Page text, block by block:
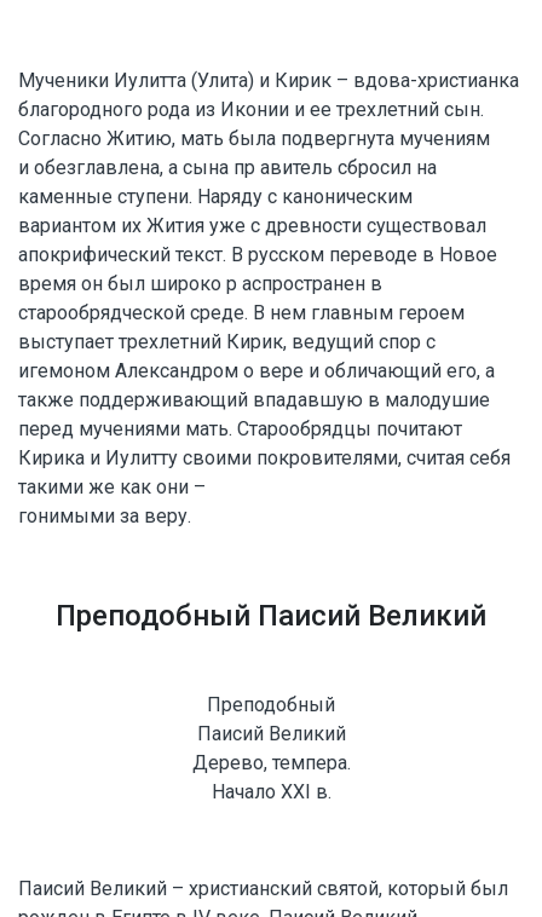
Мученики Иулитта (Улита) и Кирик – вдова-христианка
благородного рода из Иконии и ее трехлетний сын.
Согласно Житию, мать была подвергнута мучениям
и обезглавлена, а сына пр авитель сбросил на
каменные ступени. Наряду с каноническим
вариантом их Жития уже с древности существовал
апокрифический текст. В русском переводе в Новое
время он был широко р аспространен в
старообрядческой среде. В нем главным героем
выступает трехлетний Кирик, ведущий спор с
игемоном Александром о вере и обличающий его, а
также поддерживающий впадавшую в малодушие
перед мучениями мать. Старообрядцы почитают
Кирика и Иулитту своими покровителями, считая себя
такими же как они –
гонимыми за веру.
Преподобный Паисий Великий
Преподобный
Паисий Великий
Дерево, темпера.
Начало XXI в.
Паисий Великий – христианский святой, который был